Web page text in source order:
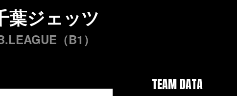
葉ジェッツ
（B1）
TEAM DATA